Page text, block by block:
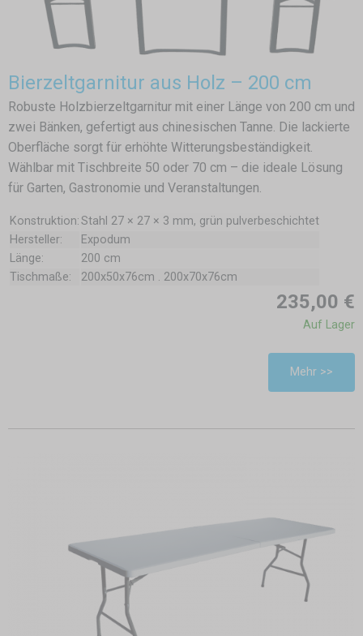
Bierzeltgarnitur aus Holz – 200 cm
Robuste Holzbierzeltgarnitur mit einer Länge von 200 cm und
zwei Bänken, gefertigt aus chinesischen Tanne. Die lackierte
Oberfläche sorgt für erhöhte Witterungsbeständigkeit.
Wählbar mit Tischbreite 50 oder 70 cm – die ideale Lösung
für Garten, Gastronomie und Veranstaltungen.
Konstruktion:Stahl 27 × 27 × 3 mm, grün pulverbeschichtet
Hersteller:
Expodum
Länge:
200 cm
Tischmaße:
200x50x76cm . 200x70x76cm
235,00 €
Auf Lager
Mehr >>